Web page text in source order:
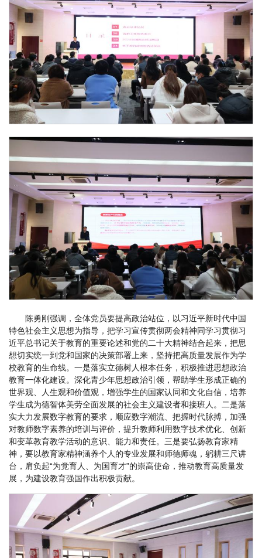
陈勇刚强调，全体党员要提高政治站位，以习近平新时代中国
特色社会主义思想为指导，把学习宣传贯彻两会精神同学习贯彻习
近平总书记关于教育的重要论述和党的二十大精神结合起来，把思
想切实统一到党和国家的决策部署上来，坚持把高质量发展作为学
校教育的生命线。一是落实立德树人根本任务，积极推进思想政治
教育一体化建设。深化青少年思想政治引领，帮助学生形成正确的
世界观、人生观和价值观，增强学生的国家认同和文化自信，培养
学生成为德智体美劳全面发展的社会主义建设者和接班人。二是落
实大力发展数字教育的要求，顺应数字潮流、把握时代脉搏，加强
对教师数字素养的培训与评价，提升教师利用数字技术优化、创新
和变革教育教学活动的意识、能力和责任。三是要弘扬教育家精
神，要以教育家精神涵养个人的专业发展和师德师魂，躬耕三尺讲
台，肩负起“为党育人、为国育才”的崇高使命，推动教育高质量发
展，为建设教育强国作出积极贡献。